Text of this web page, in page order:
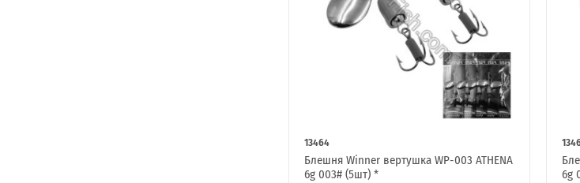
13464
Блешня Winner вертушка WP-003 ATHENA
6g 003# (5шт) *
6g
Я ОПТОВИЙ ПОКУПЕЦЬ